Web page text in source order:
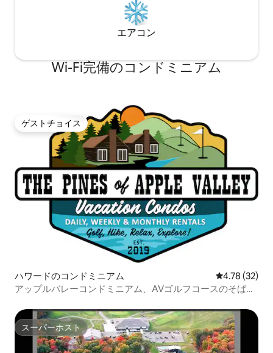
エアコン
Wi-Fi完備のコンドミニアム
ゲストチョイス
ゲストチョイス
ハワードのコンドミニアム レビュー32
4.78 (32)
アップルバレーコンドミニアム、AVゴルフコースのそばに
スーパーホスト
スーパーホスト